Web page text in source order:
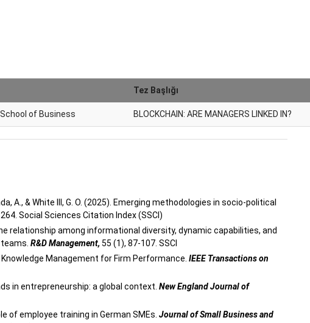
Tez Başlığı
of Business BLOCKCHAIN: ARE MANAGERS LINKED IN?
A., & White III, G. O. (2025). Emerging methodologies in socio-political
Social Sciences Citation Index (SSCI)
relationship among informational diversity, dynamic capabilities, and
R&D Management, 55 (1), 87-107. SSCI
Management for Firm Performance. IEEE Transactions on
in entrepreneurship: a global context. New England Journal of
of employee training in German SMEs. Journal of Small Business and